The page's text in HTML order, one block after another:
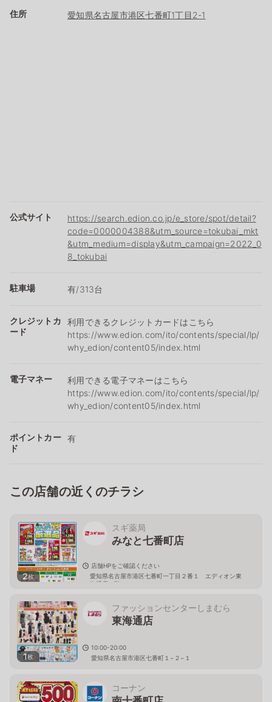
住所 愛知県名古屋市港区七番町1丁目2-1
公式サイト
https://search.edion.co.jp/e_store/spot/detail?
code=0000004388&utm_source=tokubai_mkt
&utm_medium=display&utm_campaign=2022_0
8_tokubai
駐車場 有/313台
クレジットカ
ード
利用できるクレジットカードはこちら
https://www.edion.com/ito/contents/special/lp/
why_edion/content05/index.html
電子マネー
利用できる電子マネーはこちら
https://www.edion.com/ito/contents/special/lp/
why_edion/content05/index.html
ポイントカー
ド
有
この店舗の近くのチラシ
2枚
スギ薬局
みなと七番町店
店舗HPをご確認ください
愛知県名古屋市港区七番町一丁目２番１ エディオン東
海通店１階
1枚
ファッションセンターしまむら
東海通店
10:00-20:00
愛知県名古屋市港区七番町１−２−１
コーナン